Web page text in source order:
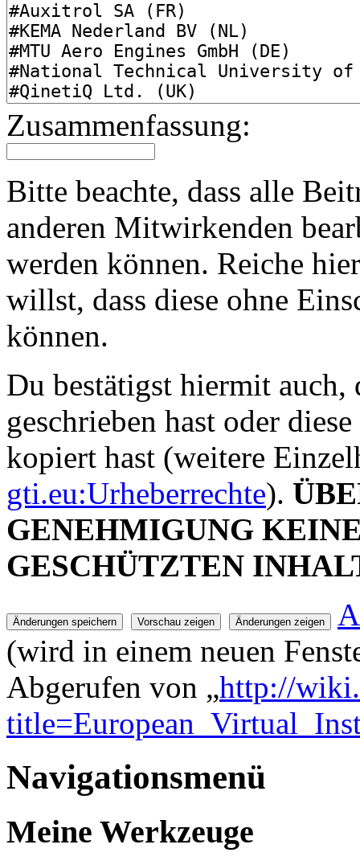
Zusammenfassung:
Bitte beachte, dass alle
anderen Mitwirkenden
werden können. Reiche
willst, dass diese ohne
können.
Du bestätigst hiermit auch,
geschrieben hast oder
kopiert hast (weitere
gti.eu:Urheberrechte).
GENEHMIGUNG
GESCHÜTZTEN
(wird in einem neuen
Abgerufen von „http://
Navigationsmenü
Meine Werkzeuge